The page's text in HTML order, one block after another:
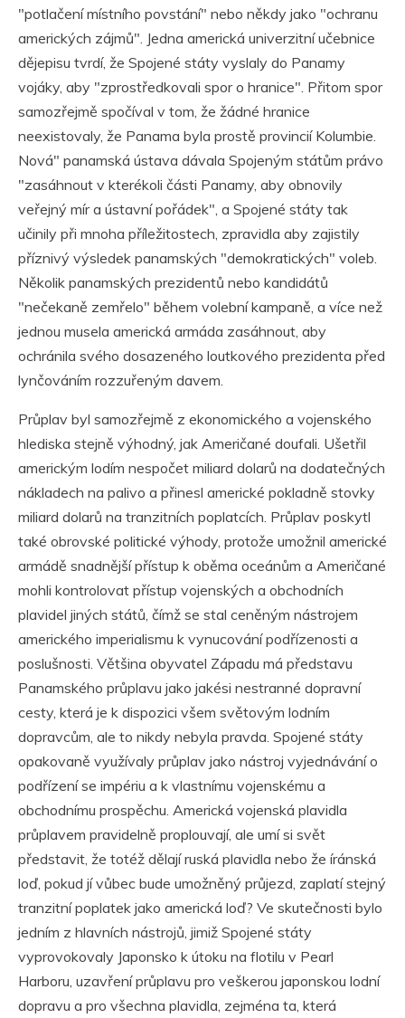
"potlačení místního povstání" nebo někdy jako "ochranu
amerických zájmů". Jedna americká univerzitní učebnice
dějepisu tvrdí, že Spojené státy vyslaly do Panamy
vojáky, aby "zprostředkovali spor o hranice". Přitom spor
samozřejmě spočíval v tom, že žádné hranice
neexistovaly, že Panama byla prostě provincií Kolumbie.
Nová" panamská ústava dávala Spojeným státům právo
"zasáhnout v kterékoli části Panamy, aby obnovily
veřejný mír a ústavní pořádek", a Spojené státy tak
učinily při mnoha příležitostech, zpravidla aby zajistily
příznivý výsledek panamských "demokratických" voleb.
Několik panamských prezidentů nebo kandidátů
"nečekaně zemřelo" během volební kampaně, a více než
jednou musela americká armáda zasáhnout, aby
ochránila svého dosazeného loutkového prezidenta před
lynčováním rozzuřeným davem.
Průplav byl samozřejmě z ekonomického a vojenského
hlediska stejně výhodný, jak Američané doufali. Ušetřil
americkým lodím nespočet miliard dolarů na dodatečných
nákladech na palivo a přinesl americké pokladně stovky
miliard dolarů na tranzitních poplatcích. Průplav poskytl
také obrovské politické výhody, protože umožnil americké
armádě snadnější přístup k oběma oceánům a Američané
mohli kontrolovat přístup vojenských a obchodních
plavidel jiných států, čímž se stal ceněným nástrojem
amerického imperialismu k vynucování podřízenosti a
poslušnosti. Většina obyvatel Západu má představu
Panamského průplavu jako jakési nestranné dopravní
cesty, která je k dispozici všem světovým lodním
dopravcům, ale to nikdy nebyla pravda. Spojené státy
opakovaně využívaly průplav jako nástroj vyjednávání o
podřízení se impériu a k vlastnímu vojenskému a
obchodnímu prospěchu. Americká vojenská plavidla
průplavem pravidelně proplouvají, ale umí si svět
představit, že totéž dělají ruská plavidla nebo že íránská
loď, pokud jí vůbec bude umožněný průjezd, zaplatí stejný
tranzitní poplatek jako americká loď? Ve skutečnosti bylo
jedním z hlavních nástrojů, jimiž Spojené státy
vyprovokovaly Japonsko k útoku na flotilu v Pearl
Harboru, uzavření průplavu pro veškerou japonskou lodní
dopravu a pro všechna plavidla, zejména ta, která